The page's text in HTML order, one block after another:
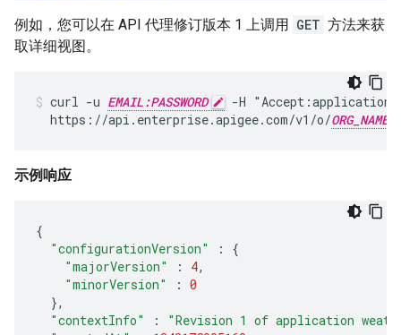
例如，您可以在 API 代理修订版本 1 上调用 GET 方法来获
取详细视图。
curl -u EMAIL:PASSWORD
-H
  https://api.enterprise.apigee.com/v1/o/
ORG_NAME
示例响应
{
"configurationVersion"
:
{
"majorVersion"
: 4,
"minorVersion"
: 0
},
"contextInfo"
:
"Revision 1 of application